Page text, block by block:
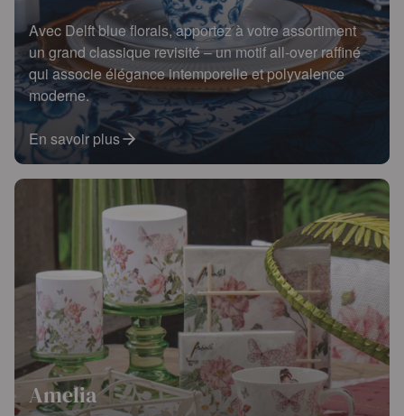
Avec Delft blue florals, apportez à votre assortiment
un grand classique revisité – un motif all-over raffiné
qui associe élégance intemporelle et polyvalence
moderne.
En savoir plus
Amelia